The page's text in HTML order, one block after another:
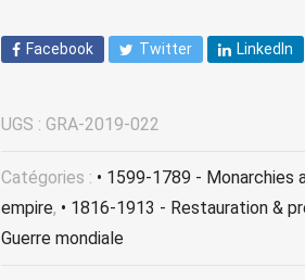
Facebook Twitter LinkedIn
UGS : GRA-2019-022
Catégories : • 1599-1789 - Monarchies
empire, • 1816-1913 - Restauration &
Guerre mondiale